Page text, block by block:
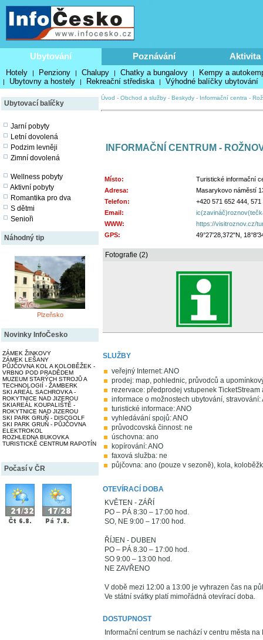
Ubytování Poznávání Aktivita
Hotely | Penziony | Chalupy | Chatky a bungalovy | Kempy a
| Ubytovny a hostely | Rekreační střediska | Výhodné balíčky ubytování
Ubytovací balíčky
Jarní pobyty
Letní dovolená
Podzim levněji
Zimní dovolená
Wellness pobyty
Aktivní pobyty
Romantika pro dva
S dětmi
Senioři
Náhodný tip
Plzeňsko
Novinky InfoČesko
ZÁMEK ŽINKOVY
ZÁMEK LEŠANY
PŮJČOVNA KOL A KOLOBĚŽEK -
VRBNO POD PRADĚDEM
MUZEUM STARÝCH STROJŮ A
TECHNOLOGIÍ - ŽAMBERK
SKI AREÁL SACHROVKA -
ROKYTNICE NAD JIZEROU
SKIAREÁL KOUPALIŠTĚ -
ROKYTNICE NAD JIZEROU
SKI PARK GRUŇ - DISCGOLF
SKI PARK GRUŇ - PŮJČOVNA
ELEKTROKOL
ROZHLEDNA BUKOVKA
TURISTICKÉ CENTRUM RAPOTÍN
Počasí v ČR
Úvod - Obchod a služby - Beskydy - Informační centra -
INFORMAČNÍ CENTRUM -
Místo:
Turistické informační
Adresa:
Masarykovo náměstí
Telefon:
+420 571 652 444, 571
Email:
WWW:
https://visitroznov.cz/
GPS:
49°27'28,372"N,
Fotografie (2)
SLUŽBY
veřejný Internet: ANO
prodej: map, pohlednic, průvodců a
rezervace: předprodej vstupenek TicketStream
informace o možnostech ubytování, stravování:
turistické informace: ANO
vyhledávání spojů: ANO
průvodcovská činnost: ne
úschovna: ano
kopírování: ANO
faxová služba: ne
půjčovna: ano (pouze v sezoně), kola,
OTEVÍRACÍ DOBA
KVĚTEN - ZÁŘÍ
PO – PÁ 8:30 – 17:00 hod.
SO, NE 9:00 – 17:00 hod.
ŘÍJEN - DUBEN
PO – PÁ 8.30 – 17:00 hod.
SO 9:00 – 13:00 hod.
NE ZAVŘENO
V době mezi 12:00 a 13:00 je vyhrazen čas na
Ve státní svátky platí mimořádná otevírací doba.
DOSTUPNOST
Informační centrum se nachází v centru města